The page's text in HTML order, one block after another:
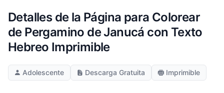
Detalles de la Página para Colorear
de Pergamino de Janucá con Texto
Hebreo Imprimible
Adolescente Descarga Gratuita Imprimible